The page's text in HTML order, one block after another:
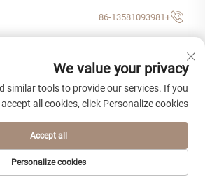
+86-13581093981
حقوق الطبع والنشر © ٢٠٢٦ شركة
جميع الحقوق محفوظة.سياسة
We value your privacy
similar tools to provide our services. If you
all cookies, click Personalize cookies.
Personalize cookies
Accept all